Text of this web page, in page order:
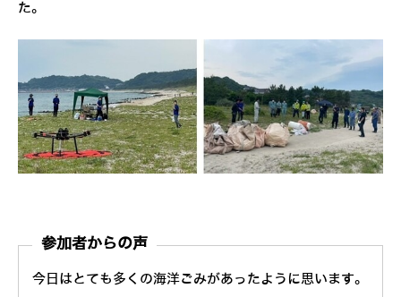
た。
参加者からの声
今日はとても多くの海洋ごみがあったように思います。